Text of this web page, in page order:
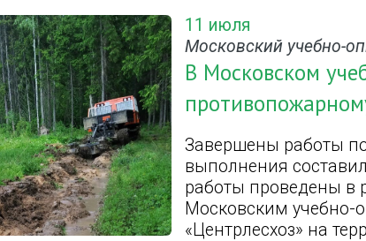
11 июля
Московский учебно-
В Московском
Завершены работы
выполнения
работы проведены в
Московским
«Центрлесхоз» на